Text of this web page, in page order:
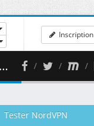
Inscription
Tester NordVPN